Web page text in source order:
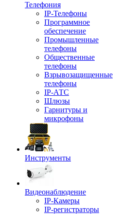
Телефония
IP-Телефоны
Программное
обеспечение
Промышленные
телефоны
Общественные
телефоны
Взрывозащищенные
телефоны
IP-АТС
Шлюзы
Гарнитуры и
микрофоны
Инструменты
Видеонаблюдение
IP-Камеры
IP-регистраторы